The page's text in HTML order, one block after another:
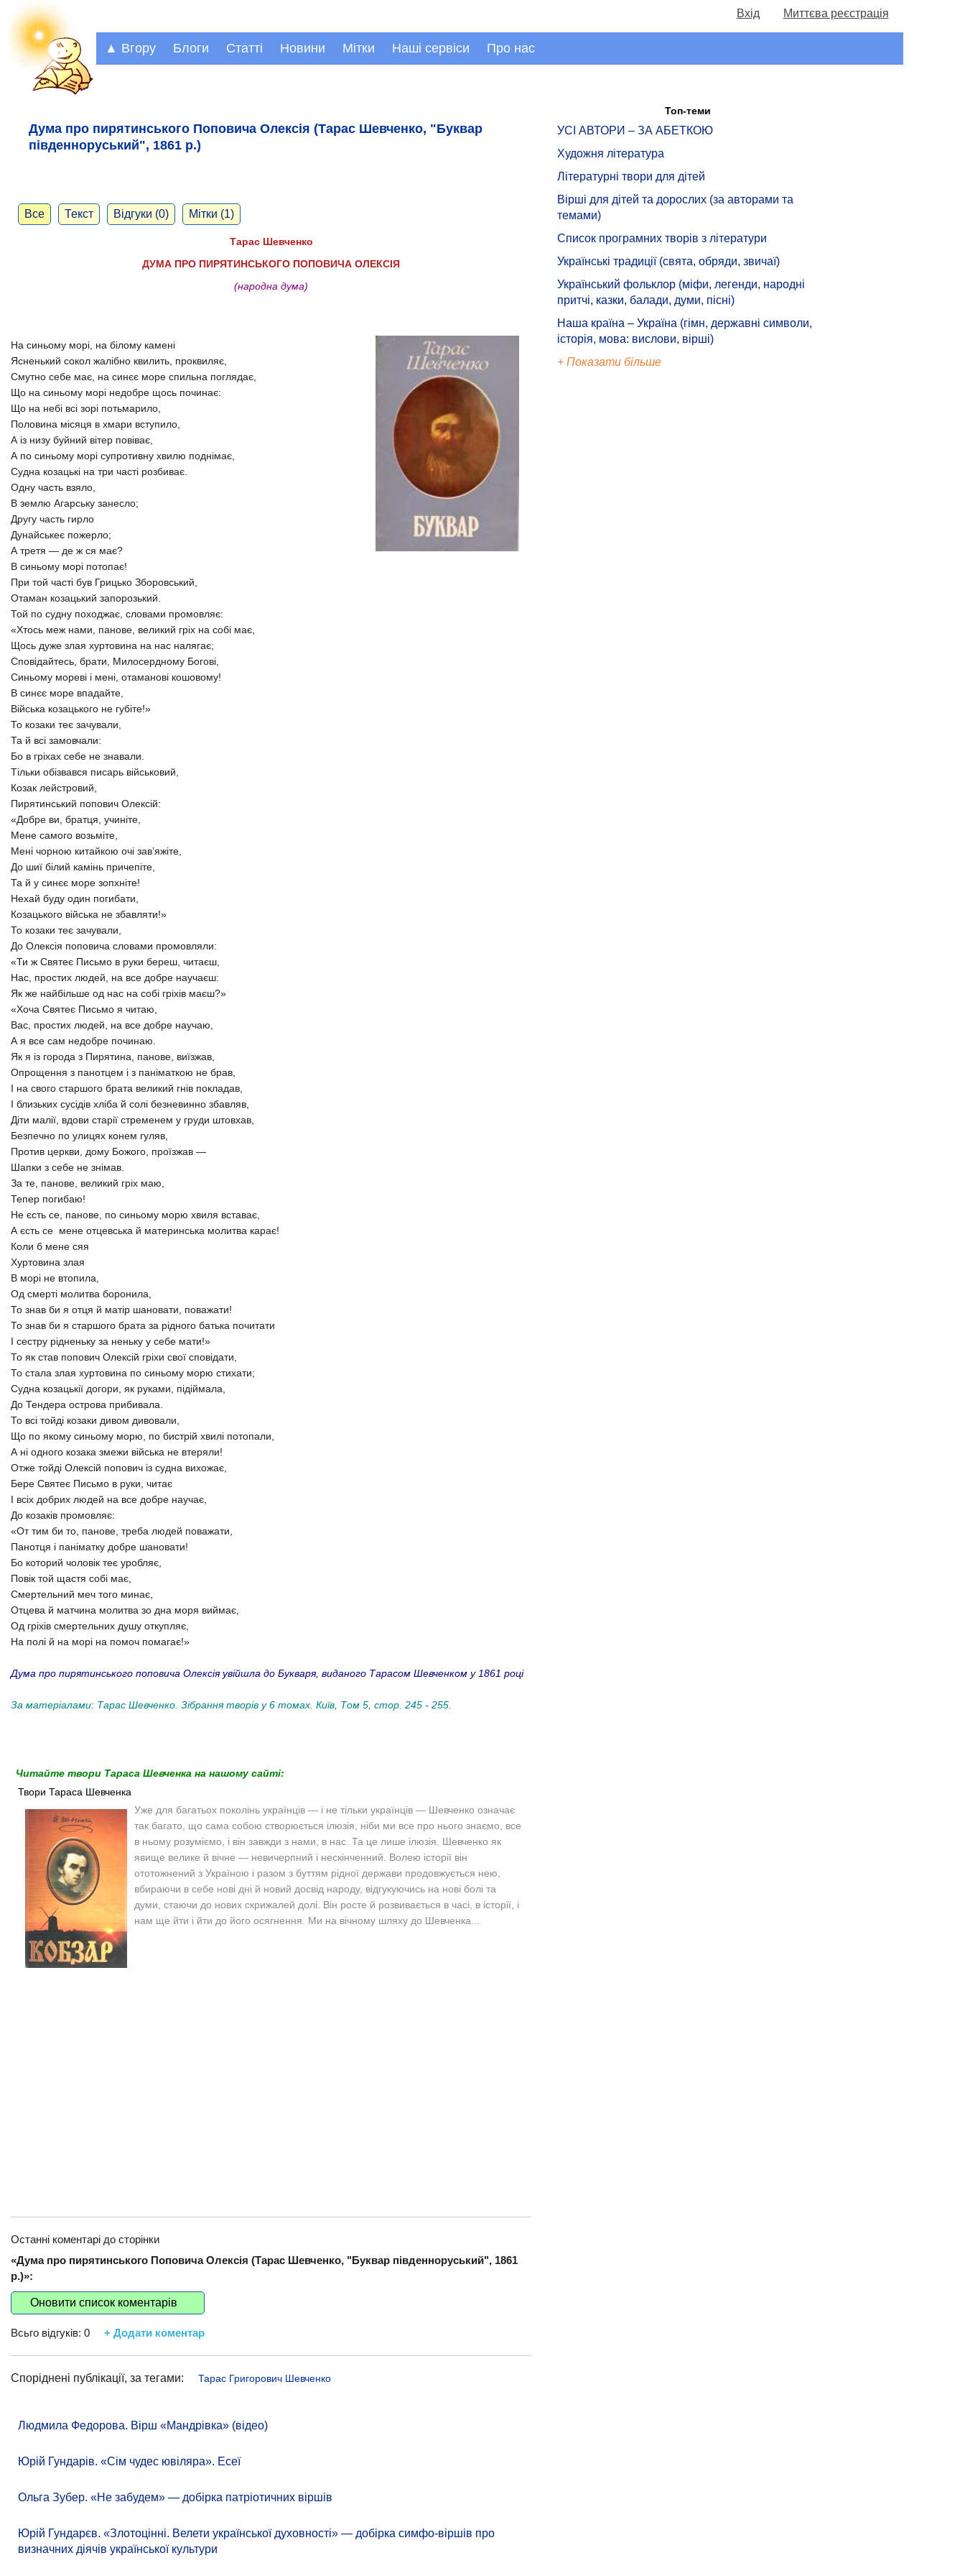
Вхід Миттєва реєстрація
▲ Вгору Блоги Статті Новини Мітки Наші сервіси Про нас
Дума про пирятинського Поповича Олексія (Тарас Шевченко, "Буквар
південноруський", 1861 р.)
Все Текст Відгуки (0) Мітки (1)
Тарас Шевченко
ДУМА ПРО ПИРЯТИНСЬКОГО ПОПОВИЧА ОЛЕКСІЯ
(народна дума)
На синьому морі, на білому камені
Ясненький сокол жалібно квилить, проквиляє,
Смутно себе має, на синєє море спильна поглядає,
Що на синьому морі недобре щось починає:
Що на небі всі зорі потьмарило,
Половина місяця в хмари вступило,
А із низу буйний вітер повіває,
А по синьому морі супротивну хвилю поднімає,
Судна козацькі на три часті розбиває.
Одну часть взяло,
В землю Агарську занесло;
Другу часть гирло
Дунайськеє пожерло;
А третя — де ж ся має?
В синьому морі потопає!
При той часті був Грицько Зборовський,
Отаман козацький запорозький.
Той по судну походжає, словами промовляє:
«Хтось меж нами, панове, великий гріх на собі має,
Щось дуже злая хуртовина на нас налягає;
Сповідайтесь, брати, Милосердному Богові,
Синьому мореві і мені, отаманові кошовому!
В синєє море впадайте,
Війська козацького не губіте!»
То козаки теє зачували,
Та й всі замовчали:
Бо в гріхах себе не знавали.
Тільки обізвався писарь військовий,
Козак лейстровий,
Пирятинський попович Олексій:
«Добре ви, братця, учиніте,
Мене самого возьміте,
Мені чорною китайкою очі зав’яжіте,
До шиї білий камінь причепіте,
Та й у синєє море зопхніте!
Нехай буду один погибати,
Козацького війська не збавляти!»
То козаки теє зачували,
До Олексія поповича словами промовляли:
«Ти ж Святеє Письмо в руки береш, читаєш,
Нас, простих людей, на все добре научаєш:
Як же найбільше од нас на собі гріхів маєш?»
«Хоча Святеє Письмо я читаю,
Вас, простих людей, на все добре научаю,
А я все сам недобре починаю.
Як я із города з Пирятина, панове, виїзжав,
Опрощення з панотцем і з паніматкою не брав,
І на свого старшого брата великий гнів покладав,
І близьких сусідів хліба й солі безневинно збавляв,
Діти малії, вдови старії стременем у груди штовхав,
Безпечно по улицях конем гуляв,
Против церкви, дому Божого, проїзжав —
Шапки з себе не знімав.
За те, панове, великий гріх маю,
Тепер погибаю!
Не єсть се, панове, по синьому морю хвиля вставає,
А єсть се мене отцевська й материнська молитва карає!
Коли б мене сяя
Хуртовина злая
В морі не втопила,
Од смерті молитва боронила,
То знав би я отця й матір шановати, поважати!
То знав би я старшого брата за рідного батька почитати
І сестру рідненьку за неньку у себе мати!»
То як став попович Олексій гріхи свої сповідати,
То стала злая хуртовина по синьому морю стихати;
Судна козацькії догори, як руками, підіймала,
До Тендера острова прибивала.
То всі тойді козаки дивом дивовали,
Що по якому синьому морю, по бистрій хвилі потопали,
А ні одного козака змежи війська не втеряли!
Отже тойді Олексій попович із судна вихожає,
Бере Святеє Письмо в руки, читає
І всіх добрих людей на все добре научає,
До козаків промовляє:
«От тим би то, панове, треба людей поважати,
Панотця і паніматку добре шановати!
Бо которий чоловік теє уробляє,
Повік той щастя собі має,
Смертельний меч того минає,
Отцева й матчина молитва зо дна моря виймає,
Од гріхів смертельних душу откупляє,
На полі й на морі на помоч помагає!»
Дума про пирятинського поповича Олексія увійшла до Букваря, виданого Тарасом Шевченком у 1861 році
За матеріалами: Тарас Шевченко. Зібрання творів у 6 томах. Київ, Том 5, стор. 245 - 255.
Читайте твори Тараса Шевченка на нашому сайті:
Твори Тараса Шевченка
Уже для багатьох поколінь українців — і не тільки українців — Шевченко означає
так багато, що сама собою створюється ілюзія, ніби ми все про нього знаємо, все
в ньому розуміємо, і він завжди з нами, в нас. Та це лише ілюзія. Шевченко як
явище велике й вічне — невичерпний і нескінченний. Волею історії він
ототожнений з Україною і разом з буттям рідної держави продовжується нею,
вбираючи в себе нові дні й новий досвід народу, відгукуючись на нові болі та
думи, стаючи до нових скрижалей долі. Він росте й розвивається в часі, в історії, і
нам ще йти і йти до його осягнення. Ми на вічному шляху до Шевченка...
Останні коментарі до сторінки
«Дума про пирятинського Поповича Олексія (Тарас Шевченко, "Буквар південноруський", 1861
р.)»:
Оновити список коментарів
Всьго відгуків: 0 + Додати коментар
Споріднені публікації, за тегами: Тарас Григорович Шевченко
Людмила Федорова. Вірш «Мандрівка» (відео)
Юрій Гундарів. «Сім чудес ювіляра». Есеї
Ольга Зубер. «Не забудем» — добірка патріотичних віршів
Юрій Гундарєв. «Злотоцінні. Велети української духовності» — добірка симфо-віршів про
визначних діячів української культури
Топ-теми
УСІ АВТОРИ – ЗА АБЕТКОЮ
Художня література
Літературні твори для дітей
Вірші для дітей та дорослих (за авторами та
темами)
Список програмних творів з літератури
Українські традиції (свята, обряди, звичаї)
Український фольклор (міфи, легенди, народні
притчі, казки, балади, думи, пісні)
Наша країна – Україна (гімн, державні символи,
історія, мова: вислови, вірші)
+ Показати більше